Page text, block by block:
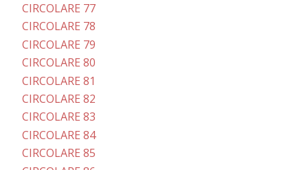
CIRCOLARE 77
CIRCOLARE 78
CIRCOLARE 79
CIRCOLARE 80
CIRCOLARE 81
CIRCOLARE 82
CIRCOLARE 83
CIRCOLARE 84
CIRCOLARE 85